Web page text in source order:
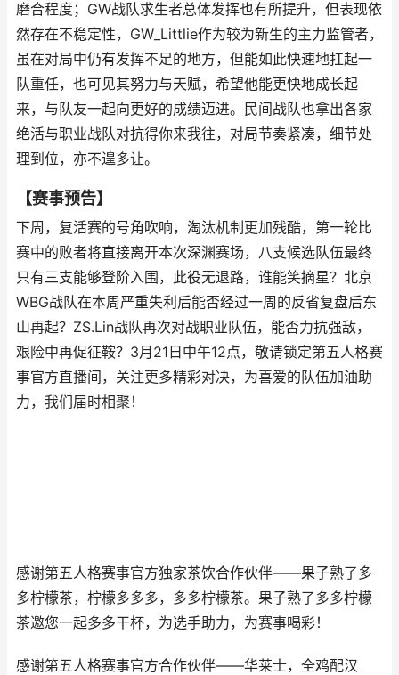
磨合程度；GW战队求生者总体发挥也有所提升，但表现依
然存在不稳定性，GW_Littlie作为较为新生的主力监管者，
虽在对局中仍有发挥不足的地方，但能如此快速地扛起一
队重任，也可见其努力与天赋，希望他能更快地成长起
来，与队友一起向更好的成绩迈进。民间战队也拿出各家
绝活与职业战队对抗得你来我往，对局节奏紧凑，细节处
理到位，亦不遑多让。
【赛事预告】
下周，复活赛的号角吹响，淘汰机制更加残酷，第一轮比
赛中的败者将直接离开本次深渊赛场，八支候选队伍最终
只有三支能够登阶入围，此役无退路，谁能笑摘星？北京
WBG战队在本周严重失利后能否经过一周的反省复盘后东
山再起？ZS.Lin战队再次对战职业队伍，能否力抗强敌，
艰险中再促征鞍？3月21日中午12点，敬请锁定第五人格赛
事官方直播间，关注更多精彩对决，为喜爱的队伍加油助
力，我们届时相聚！
感谢第五人格赛事官方独家茶饮合作伙伴——果子熟了多
多柠檬茶，柠檬多多多，多多柠檬茶。果子熟了多多柠檬
茶邀您一起多多干杯，为选手助力，为赛事喝彩！
感谢第五人格赛事官方合作伙伴——华莱士，全鸡配汉